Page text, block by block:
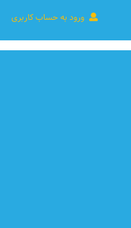
ورود به حساب کاربری